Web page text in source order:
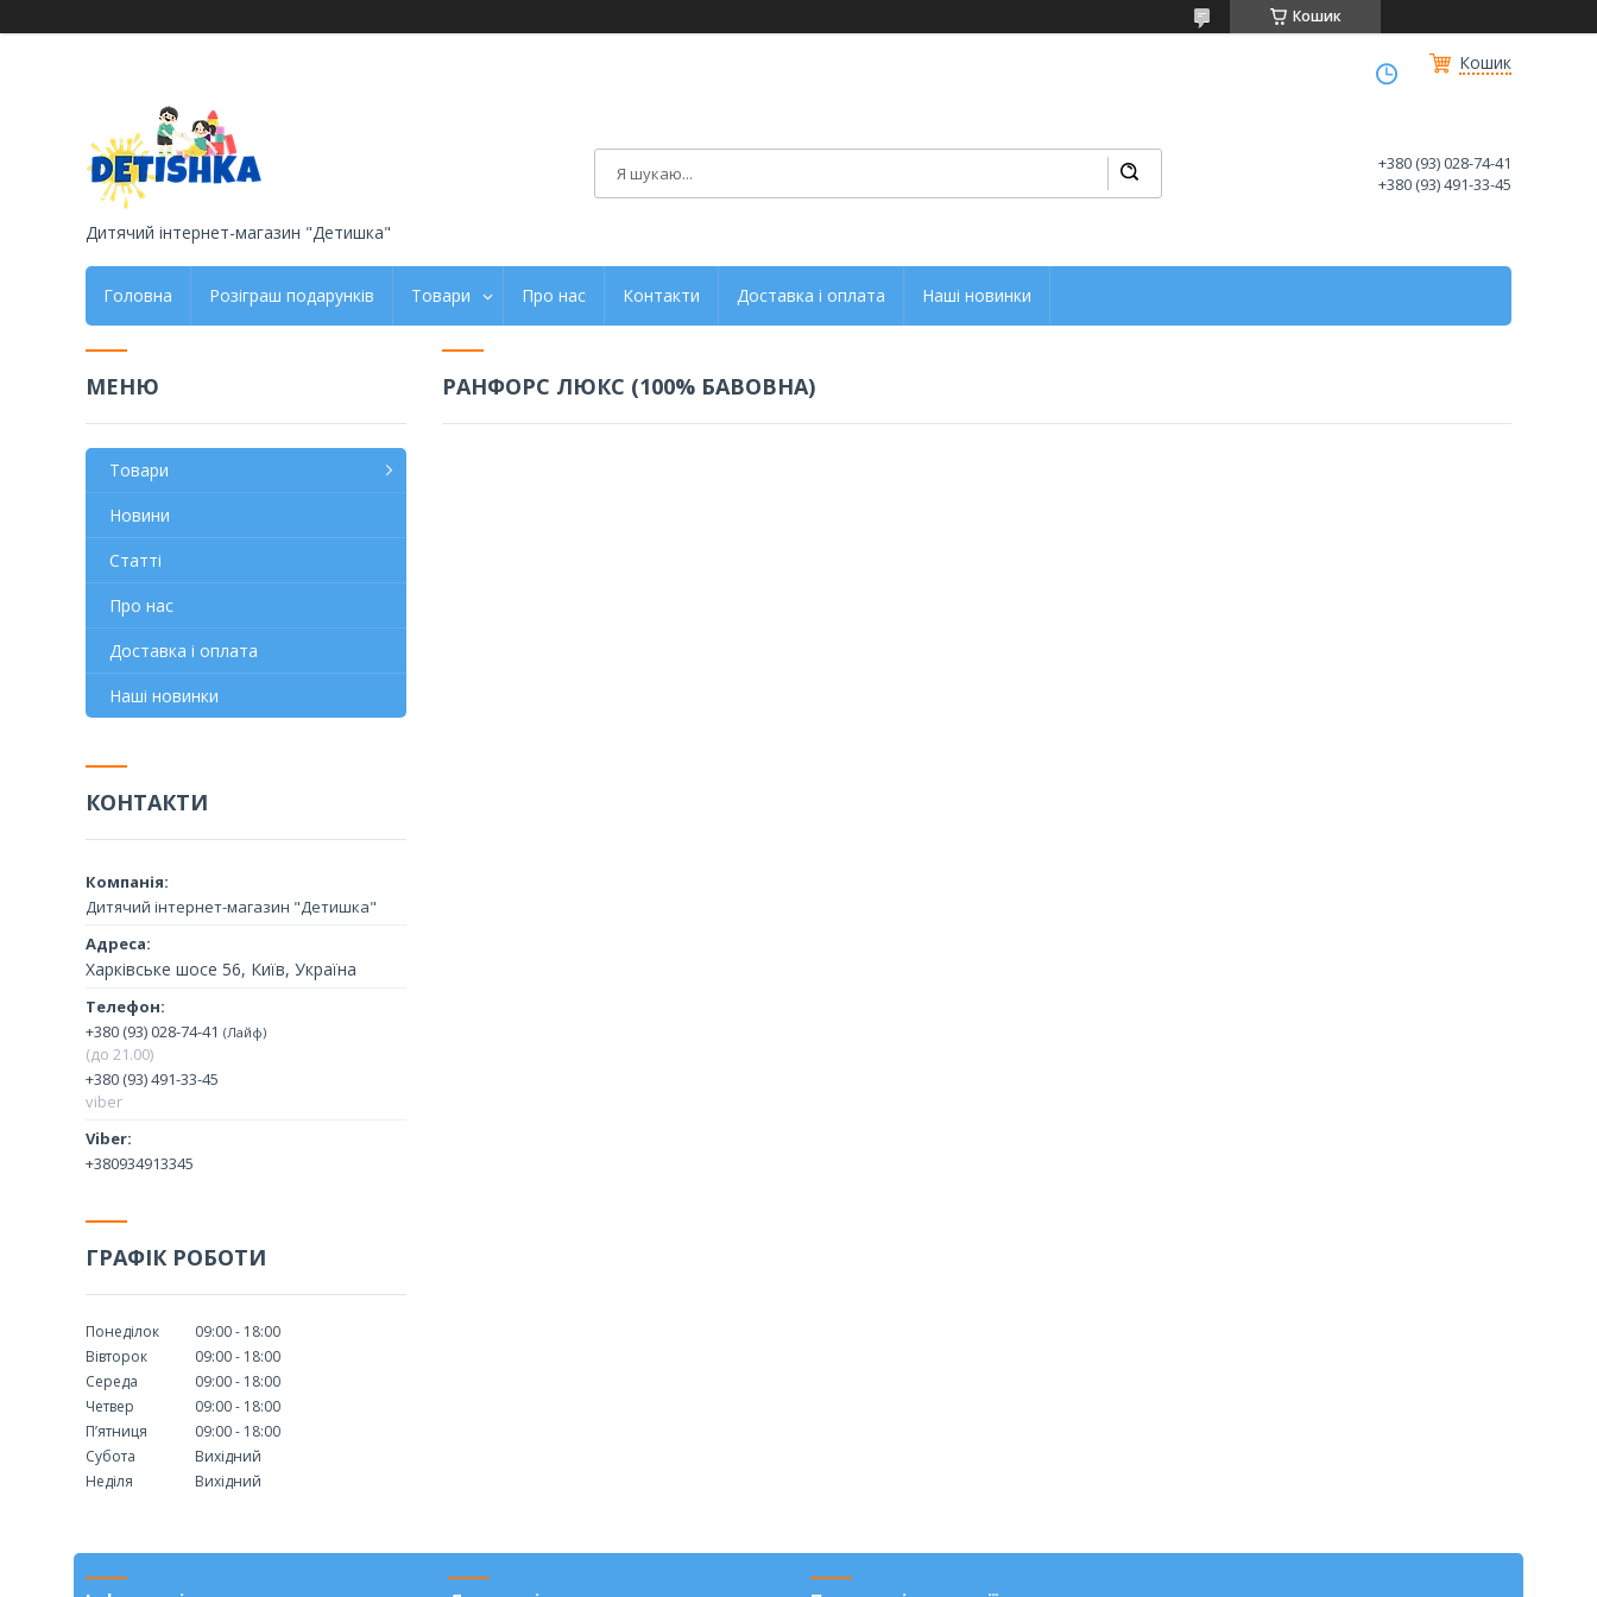
Кошик
Кошик
Дитячий інтернет-магазин "Детишка"
+380 (93) 028-74-41
+380 (93) 491-33-45
Головна Розіграш подарунків Товари Про нас Контакти Доставка і оплата Наші новинки
РАНФОРС ЛЮКС (100% БАВОВНА)
Товари
Новини
Статті
Про нас
Доставка і оплата
Наші новинки
КОНТАКТИ
Дитячий інтернет-магазин "Детишка"
Харківське шосе 56, Київ, Україна
+380 (93) 028-74-41 Лайф
(до 21.00)
+380 (93) 491-33-45
viber
+380934913345
ГРАФІК РОБОТИ
Понеділок 09:00
18:00
Вівторок
09:00
18:00
Середа
09:00
18:00
Четвер
09:00
18:00
Пʼятниця
09:00
18:00
Субота
Вихідний
Неділя
Вихідний